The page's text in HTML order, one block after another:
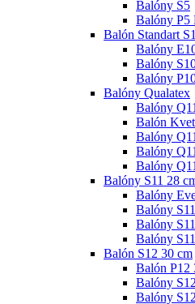
Balóny S5
Balóny P5
Balón Standart
Balóny
Balóny
Balóny
Balóny Qualatex
Balóny
Balón
Balóny
Balóny
Balóny
Balóny S11 28
Balóny
Balóny
Balóny
Balóny
Balón S12 30 cm
Balón P12
Balóny
Balóny